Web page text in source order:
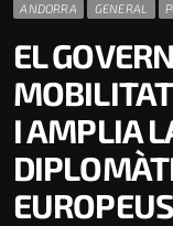
ANDORRA GENERAL
EL
I AMPLIA
EUROPEUS